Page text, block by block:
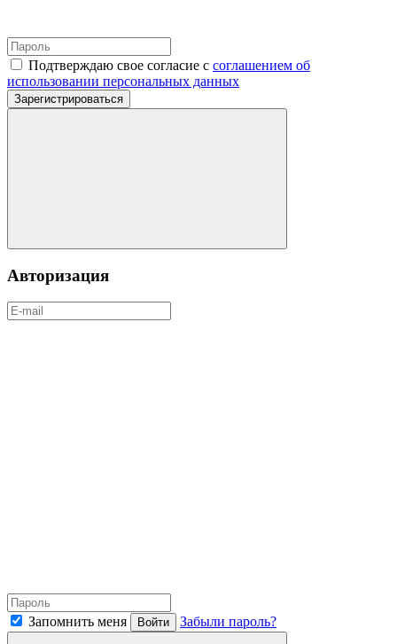
Подтверждаю свое согласие с соглашением об
использовании персональных данных
Зарегистрироваться
Авторизация
Запомнить меня Войти Забыли пароль?